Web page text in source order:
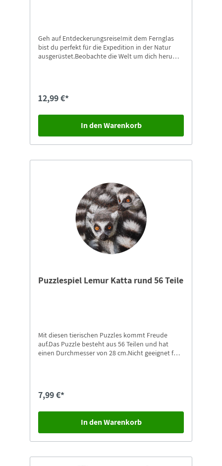
Geh auf Entdeckerungsreise!mit dem Fernglas
bist du perfekt für die Expedition in der Natur
ausgerüstet.Beobachte die Welt um dich herum
12,99 €*
In den Warenkorb
Puzzlespiel Lemur Katta rund 56 Teile
Mit diesen tierischen Puzzles kommt Freude
auf.Das Puzzle besteht aus 56 Teilen und hat
einen Durchmesser von 28 cm.Nicht geeignet für
7,99 €*
In den Warenkorb